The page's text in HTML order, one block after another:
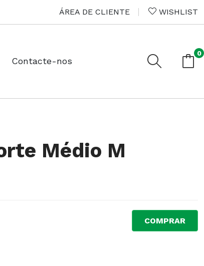
ÁREA DE CLIENTE WISHLIST
Contacte-nos
0
Médio M
COMPRAR